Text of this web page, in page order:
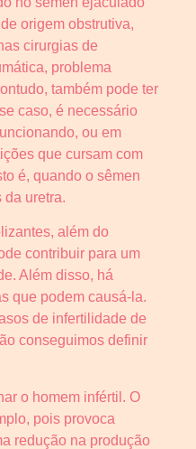
origem obstrutiva,
cirurgias de
problema
também pode ter
caso, é necessário
ou em
que cursam com
é, quando o sêmen
da uretra.
além do
contribuir para um
Além disso, há
que podem causá-la.
de infertilidade de
conseguimos definir
o homem infértil. O
pois provoca
redução na produção